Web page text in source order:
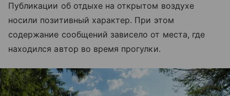
Публикации об отдыхе на открытом воздухе
носили позитивный характер. При этом
содержание сообщений зависело от места, где
находился автор во время прогулки.